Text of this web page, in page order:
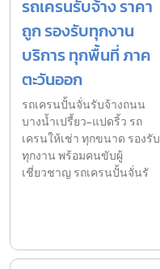
รถเครนรับจ้าง ราคา
ถูก รองรับทุกงาน
บริการ ทุกพื้นที่ ภาค
ตะวันออก
รถเครนปั้นจั่นรับจ้างถนน
บางน้ำเปรี้ยว-แปดริ้ว รถ
เครนให้เช่า ทุกขนาด รองรับ
ทุกงาน พร้อมคนขับผู้
เชี่ยวชาญ รถเครนปั้นจั่นรั